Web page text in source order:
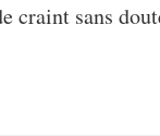
craint sans